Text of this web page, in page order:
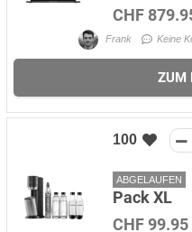
CHF
Frank Keine
ZUM
100
ABGELAUFEN
Pack XL
CHF 99.95